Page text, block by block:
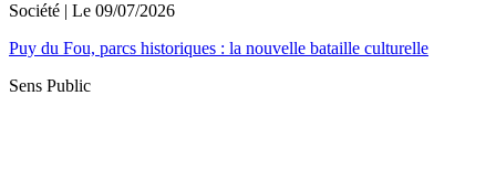
Société | Le 09/07/2026
Puy du Fou, parcs historiques : la nouvelle bataille culturelle
Sens Public